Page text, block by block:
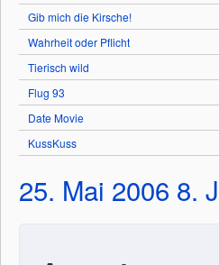
Gib mich die Kirsche!
Wahrheit oder Pflicht
Tierisch wild
Flug 93
Date Movie
KussKuss
25. Mai 2006 8.